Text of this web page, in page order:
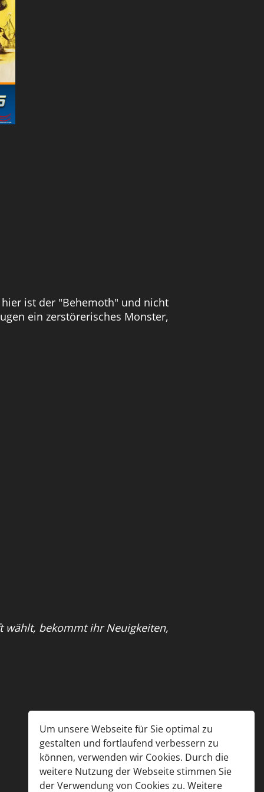
Um unsere Webseite für Sie optimal zu
gestalten und fortlaufend verbessern zu
können, verwenden wir Cookies. Durch die
weitere Nutzung der Webseite stimmen Sie
der Verwendung von Cookies zu. Weitere
ist der "Behemoth" und nicht
ein zerstörerisches Monster,
wählt, bekommt ihr Neuigkeiten,